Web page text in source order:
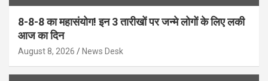
8-8-8 का महासंयोग! इन 3 तारीखों पर जन्मे लोगों के लिए लकी
आज का दिन
August 8, 2026 News Desk